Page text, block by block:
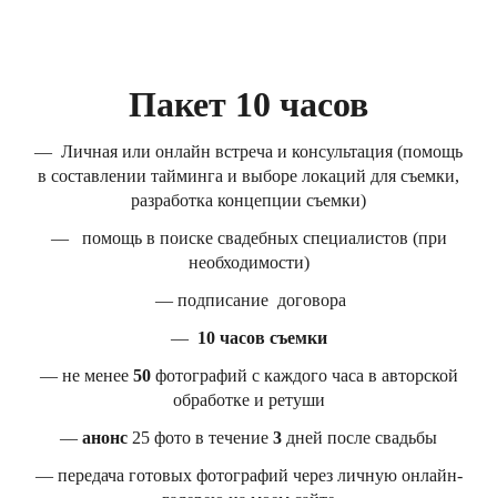
Пакет 10 часов
— Личная или онлайн встреча и консультация (помощь
в составлении тайминга и выборе локаций для съемки,
разработка концепции съемки)
— помощь в поиске свадебных специалистов (при
необходимости)
— подписание договора
— 10 часов съемки
— не менее 50фотографий с каждого часа в авторской
обработке и ретуши
— анонс 25 фото в течение 3 дней после свадьбы
— передача готовых фотографий через личную онлайн-